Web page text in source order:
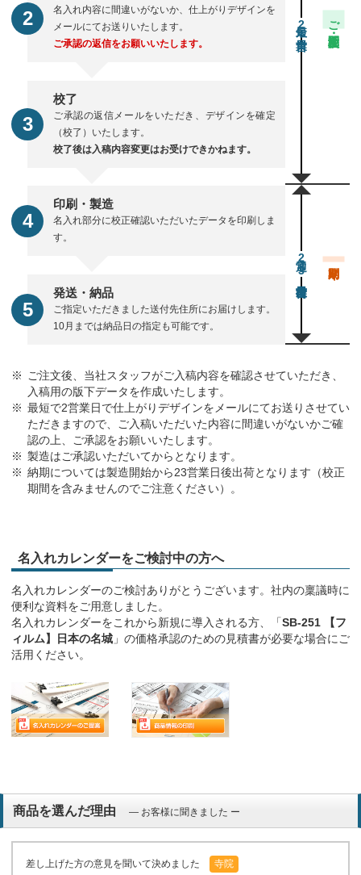
名入れ内容に間違いがないか、仕上がりデザインを
メールにてお送りいたします。
ご承認の返信をお願いいたします。
校了
ご承認の返信メールをいただき、デザインを確定
（校了）いたします。
校了後は入稿内容変更はお受けできかねます。
2 ご注文・校正期間
印刷・製造
名入れ部分に校正確認いただいたデータを印刷しま
す。
発送・納品
ご指定いただきました送付先住所にお届けします。
10月までは納品日の指定も可能です。
通常23営業日後出荷
ご注文後、当社スタッフがご入稿内容を確認させていただき、
入稿用の版下データを作成いたします。
最短で2営業日で仕上がりデザインをメールにてお送りさせてい
ただきますので、ご入稿いただいた内容に間違いがないかご確
認の上、ご承認をお願いいたします。
製造はご承認いただいてからとなります。
納期については製造開始から23営業日後出荷となります（校正
期間を含みませんのでご注意ください）。
名入れカレンダーをご検討中の方へ
名入れカレンダーのご検討ありがとうございます。社内の稟議時に
便利な資料をご用意しました。
名入れカレンダーをこれから新規に導入される方、「SB-251 【フ
ィルム】日本の名城 」の価格承認のための見積書が必要な場合にご
活用ください。
商品を選んだ理由 ― お客様に聞きました ー
差し上げた方の意見を聞いて決めました 寺院